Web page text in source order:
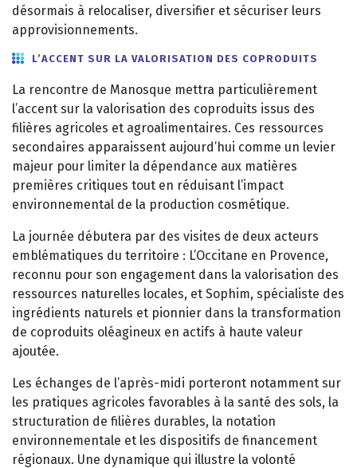
désormais à relocaliser, diversifier et sécuriser leurs
approvisionnements.
L’ACCENT SUR LA VALORISATION DES COPRODUITS
La rencontre de Manosque mettra particulièrement
l’accent sur la valorisation des coproduits issus des
filières agricoles et agroalimentaires. Ces ressources
secondaires apparaissent aujourd’hui comme un levier
majeur pour limiter la dépendance aux matières
premières critiques tout en réduisant l’impact
environnemental de la production cosmétique.
La journée débutera par des visites de deux acteurs
emblématiques du territoire : L’Occitane en Provence,
reconnu pour son engagement dans la valorisation des
ressources naturelles locales, et Sophim, spécialiste des
ingrédients naturels et pionnier dans la transformation
de coproduits oléagineux en actifs à haute valeur
ajoutée.
Les échanges de l’après-midi porteront notamment sur
les pratiques agricoles favorables à la santé des sols, la
structuration de filières durables, la notation
environnementale et les dispositifs de financement
régionaux. Une dynamique qui illustre la volonté